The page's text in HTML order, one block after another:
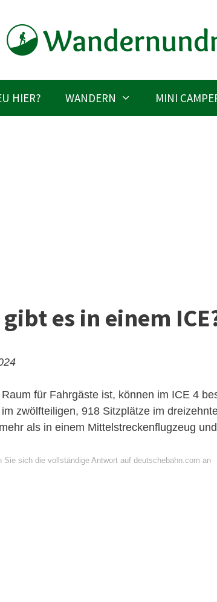
HIER? WANDERN MINI
es in einem
für Fahrgäste ist, können im ICE 4
zwölfteiligen, 918 Sitzplätze im
als in einem Mittelstreckenflugzeug
Sie sich die vollständige Antwort auf deutschebahn.com an